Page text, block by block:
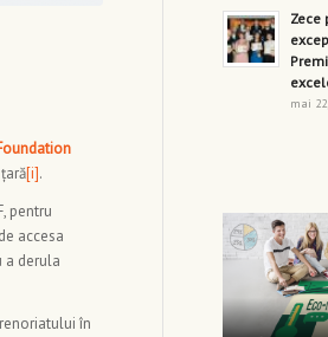
[i].
pentru
accesa
a derula
în
Zece
mai